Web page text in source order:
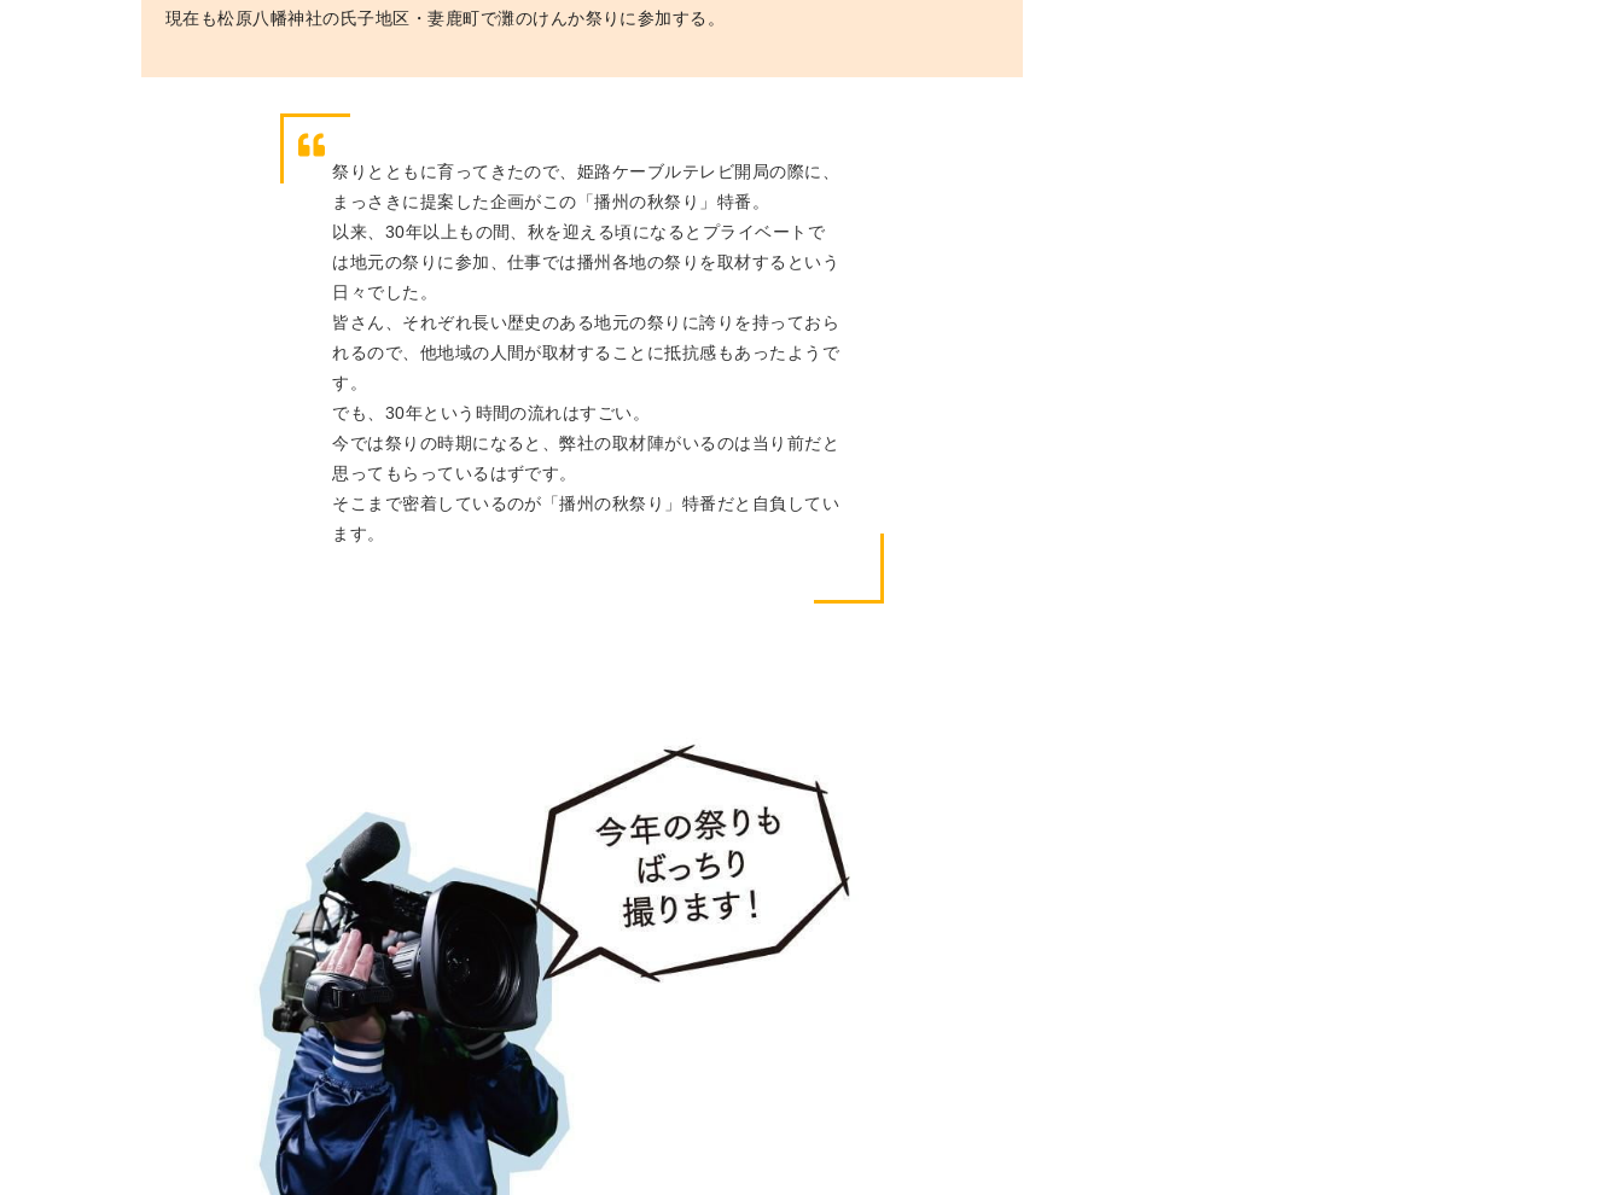
現在も松原八幡神社の氏子地区・妻鹿町で灘のけんか祭りに参加する。
祭りとともに育ってきたので、姫路ケーブルテレビ開局の際に、
まっさきに提案した企画がこの「播州の秋祭り」特番。
以来、30年以上もの間、秋を迎える頃になるとプライベートで
は地元の祭りに参加、仕事では播州各地の祭りを取材するという
日々でした。
皆さん、それぞれ長い歴史のある地元の祭りに誇りを持っておら
れるので、他地域の人間が取材することに抵抗感もあったようで
す。
でも、30年という時間の流れはすごい。
今では祭りの時期になると、弊社の取材陣がいるのは当り前だと
思ってもらっているはずです。
そこまで密着しているのが「播州の秋祭り」特番だと自負してい
ます。